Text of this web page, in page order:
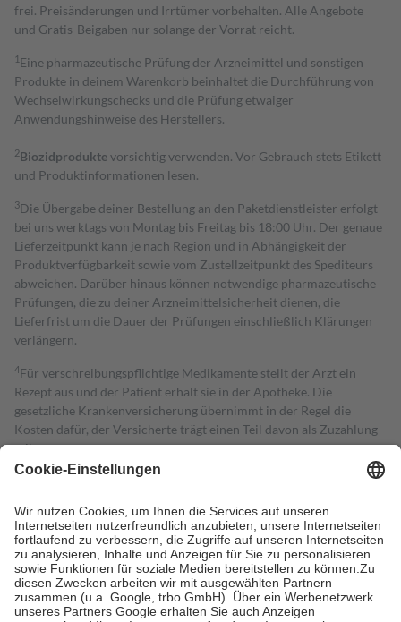
frei. Preisänderungen und Irrtümer vorbehalten. Alle Angebote
und Gratis-Beigaben nur solange der Vorrat reicht.
1 Eine pharmazeutische Prüfung der Arzneimittel und sonstigen
Produkte in deinem Warenkorb beinhaltet die Durchführung von
Wechselwirkungschecks und die Prüfung etwaiger
Anwendungshinweise des Herstellers.
2Biozidproduktevorsichtig verwenden. Vor Gebrauch stets Etikett
und Produktinformationen lesen.
3Die Übergabe deiner Bestellung an den Paketdienstleister erfolgt
bei uns werktags von Montag bis Freitag bis 18:00 Uhr. Der genaue
Lieferzeitpunkt kann je nach Region und in Abhängigkeit der
Produktverfügbarkeit sowie vom Zustellzeitpunkt des Spediteurs
abweichen. Darüber hinaus können notwendige pharmazeutische
Prüfungen, die zu deiner Arzneimittelsicherheit dienen, die
Lieferfrist um die Dauer der Prüfungen einschließlich Klärungen
verlängern.
4Für verschreibungspflichtige Medikamente stellt der Arzt ein
Rezept aus und der Patient erhält sie in der Apotheke. Die
gesetzliche Krankenversicherung übernimmt in der Regel die
Kosten dafür, der Versicherte trägt einen Teil davon als Zuzahlung
mit.
Grundsätzlich leisten Mitglieder Zuzahlungen in Höhe von zehn
höchstens zehn Euro.
Es sind jedoch nie mehr als die tatsächlichen
Kosten der Leistung zu entrichten.
Diese Regeln gelten grundsätzlich auch für Online-Apotheken.
Bei Heilmitteln und häuslicher Krankenpflege beträgt die
Zuzahlung zehn Prozent der Kosten sowie zehn Euro je
Verordnung.
Um das Engagement der Versicherten für ihre eigene Gesundheit zu